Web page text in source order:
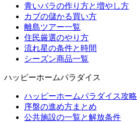
青いバラの作り方と増やし方
カブの儲かる買い方
離島ツアー一覧
住民厳選のやり方
流れ星の条件と時間
シーズン商品一覧
ハッピーホームパラダイス
ハッピーホームパラダイス攻略
序盤の進め方まとめ
公共施設の一覧と解放条件